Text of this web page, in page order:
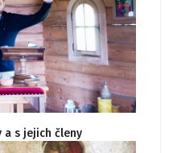
a s jejich členy